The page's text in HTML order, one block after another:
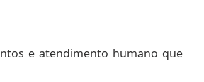
e atendimento humano que